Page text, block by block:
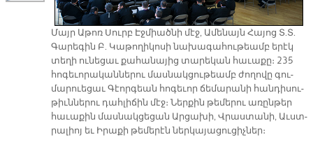
Մայր Ա­թոռ Սուրբ Էջ­միած­նի մէջ, Ա­մե­նայն Հա­յոց Տ.Տ.
Գա­րե­գին Բ. Կա­թո­ղի­կո­սի նա­խա­գա­հու­թեամբ ե­րէկ
տե­ղի ու­նե­ցաւ քա­հա­նա­յից տա­րե­կան հա­ւա­քը։ 235
հո­գե­ւո­րա­կան­նե­րու մաս­նակ­ցու­թեամբ ժո­ղո­վը գու­
մա­րուե­ցաւ Գէոր­գեան հո­գե­ւոր ճե­մա­րա­նի հան­դի­սու­
թիւն­նե­րու դահ­լի­ճին մէջ։ Ներ­քին թե­մե­րու ա­ռըն­թեր
հա­ւա­քին մաս­նակ­ցե­ցան Ար­ցա­խի, Վրաս­տա­նի, Աւստ­
րա­լիոյ եւ Ի­րա­քի թե­մե­րէն ներ­կա­յա­ցու­ցիչ­ներ։